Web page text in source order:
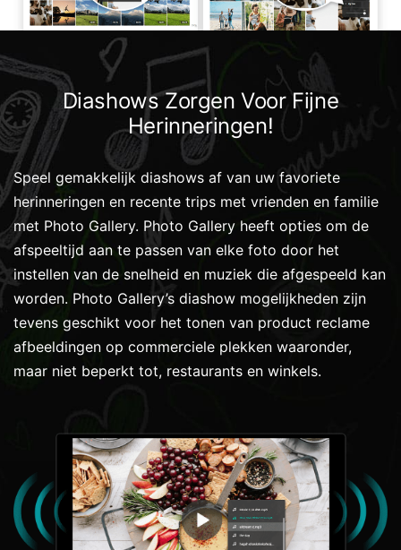
Diashows Zorgen Voor Fijne
Herinneringen!
Speel gemakkelijk diashows af van uw favoriete
herinneringen en recente trips met vrienden en familie
met Photo Gallery. Photo Gallery heeft opties om de
afspeeltijd aan te passen van elke foto door het
instellen van de snelheid en muziek die afgespeeld kan
worden. Photo Gallery’s diashow mogelijkheden zijn
tevens geschikt voor het tonen van product reclame
afbeeldingen op commerciele plekken waaronder,
maar niet beperkt tot, restaurants en winkels.